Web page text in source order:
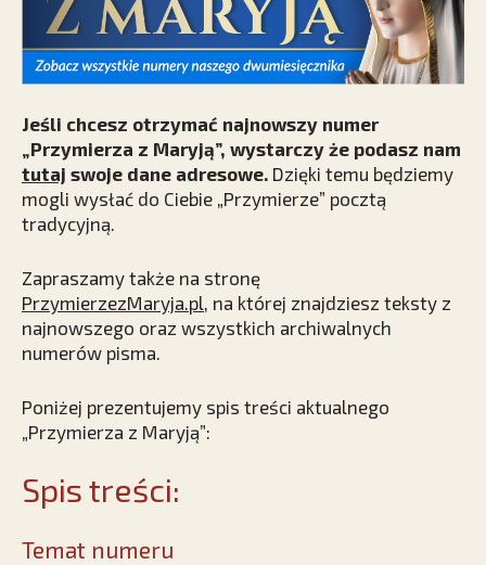
Jeśli chcesz otrzymać najnowszy numer
„Przymierza z Maryją”, wystarczy że podasz nam
tutaj swoje dane adresowe. Dzięki temu będziemy
mogli wysłać do Ciebie „Przymierze” pocztą
tradycyjną.
Zapraszamy także na stronę
PrzymierzezMaryja.pl, na której znajdziesz teksty z
najnowszego oraz wszystkich archiwalnych
numerów pisma.
Poniżej prezentujemy spis treści aktualnego
„Przymierza z Maryją”:
Spis treści:
Temat numeru